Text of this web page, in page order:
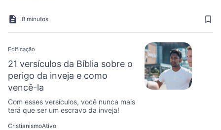
8 minutos
Edificação
21 versículos da Bíblia sobre o
perigo da inveja e como
vencê-la
Com esses versículos, você nunca mais
terá que ser um escravo da inveja!
CristianismoAtivo